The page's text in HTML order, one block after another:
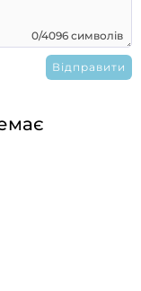
0/4096 символів